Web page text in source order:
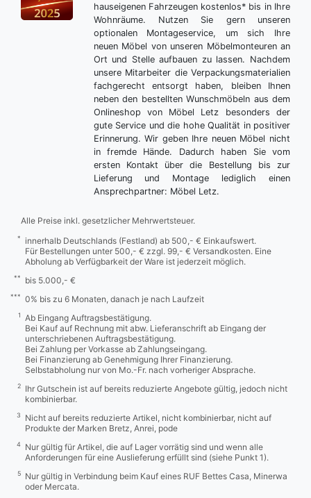
hauseigenen Fahrzeugen kostenlos* bis in Ihre
Wohnräume. Nutzen Sie gern unseren
optionalen Montageservice, um sich Ihre
neuen Möbel von unseren Möbelmonteuren an
Ort und Stelle aufbauen zu lassen. Nachdem
unsere Mitarbeiter die Verpackungsmaterialien
fachgerecht entsorgt haben, bleiben Ihnen
neben den bestellten Wunschmöbeln aus dem
Onlineshop von Möbel Letz besonders der
gute Service und die hohe Qualität in positiver
Erinnerung. Wir geben Ihre neuen Möbel nicht
in fremde Hände. Dadurch haben Sie vom
ersten Kontakt über die Bestellung bis zur
Lieferung und Montage lediglich einen
Ansprechpartner: Möbel Letz.
Alle Preise inkl. gesetzlicher Mehrwertsteuer.
*
innerhalb Deutschlands (Festland) ab 500,- € Einkaufswert.
Für Bestellungen unter 500,- € zzgl. 99,- € Versandkosten. Eine
Abholung ab Verfügbarkeit der Ware ist jederzeit möglich.
** bis 5.000,- €
*** 0% bis zu 6 Monaten, danach je nach Laufzeit
1
Ab Eingang Auftragsbestätigung.
Bei Kauf auf Rechnung mit abw. Lieferanschrift ab Eingang der
unterschriebenen Auftragsbestätigung.
Bei Zahlung per Vorkasse ab Zahlungseingang.
Bei Finanzierung ab Genehmigung Ihrer Finanzierung.
Selbstabholung nur von Mo.-Fr. nach vorheriger Absprache.
2
Ihr Gutschein ist auf bereits reduzierte Angebote gültig, jedoch nicht
kombinierbar.
3
Nicht auf bereits reduzierte Artikel, nicht kombinierbar, nicht auf
Produkte der Marken Bretz, Anrei, pode
4
Nur gültig für Artikel, die auf Lager vorrätig sind und wenn alle
Anforderungen für eine Auslieferung erfüllt sind (siehe Punkt 1).
5
Nur gültig in Verbindung beim Kauf eines RUF Bettes Casa, Minerwa
oder Mercata.